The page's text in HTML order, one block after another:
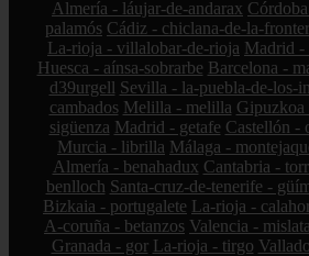
Almería - láujar-de-andarax
palamós Cádiz - chiclana-de-la-
La-rioja - villalobar-de-rioja Madrid -
Huesca - aínsa-sobrarbe Barcelona -
d39urgell Sevilla - la-puebla-de-los-
cambados Melilla - melilla Gipuzkoa
sigüenza Madrid - getafe Castellón -
Murcia - librilla Málaga -
Almería - benahadux Cantabria -
benlloch Santa-cruz-de-tenerife -
Bizkaia - portugalete La-rioja -
A-coruña - betanzos Valencia - mislata
Granada - gor La-rioja - tirgo